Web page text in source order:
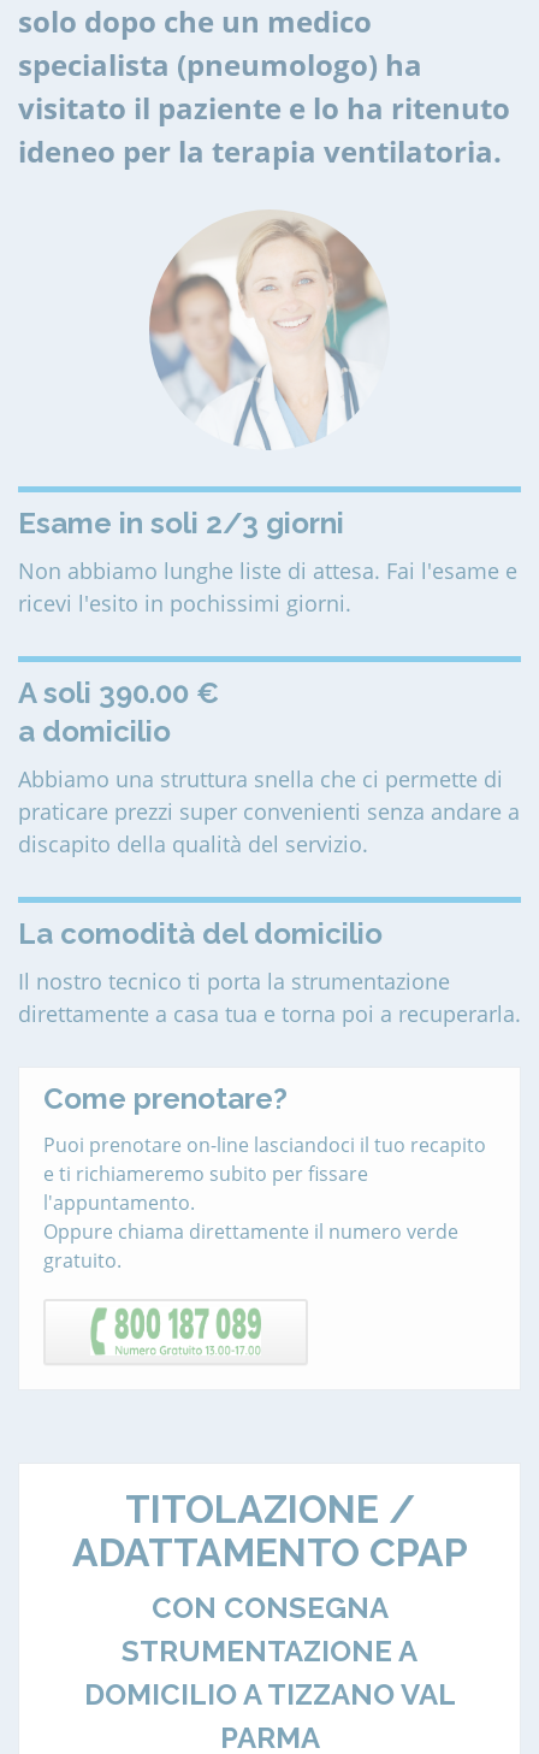
solo dopo che un medico
specialista (pneumologo) ha
visitato il paziente e lo ha ritenuto
ideneo per la terapia ventilatoria.
Esame in soli 2/3 giorni
Non abbiamo lunghe liste di attesa. Fai l'esame e
ricevi l'esito in pochissimi giorni.
A soli 390.00 €
a domicilio
Abbiamo una struttura snella che ci permette di
praticare prezzi super convenienti senza andare a
discapito della qualità del servizio.
La comodità del domicilio
Il nostro tecnico ti porta la strumentazione
direttamente a casa tua e torna poi a recuperarla.
Come prenotare?
Puoi prenotare on-line lasciandoci il tuo recapito
e ti richiameremo subito per fissare
l'appuntamento.
Oppure chiama direttamente il numero verde
gratuito.
TITOLAZIONE /
ADATTAMENTO CPAP
CON CONSEGNA
STRUMENTAZIONE A
DOMICILIO A TIZZANO VAL
PARMA